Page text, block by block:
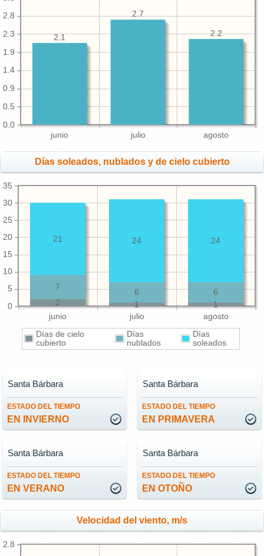
junio julio agosto
0.0
0.5
0.9
1.4
1.9
2.3
2.8
2.2
2.7
2.1
Días soleados, nublados y de cielo cubierto
junio julio agosto
0
5
10
15
20
25
30
35
1
1
2
6
6
7
24
24
21
Días de cielo
cubierto
Días
nublados
Días
soleados
ESTADO DEL TIEMPO
EN INVIERNO
Santa Bárbara
ESTADO DEL TIEMPO
EN PRIMAVERA
Santa Bárbara
ESTADO DEL TIEMPO
EN VERANO
Santa Bárbara
ESTADO DEL TIEMPO
EN OTOÑO
Santa Bárbara
Velocidad del viento, m/s
2.8